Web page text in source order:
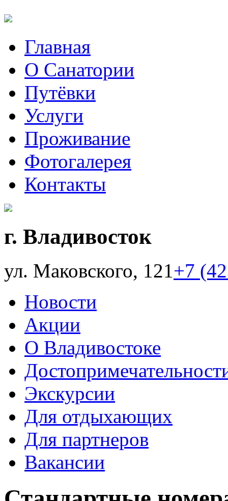
Главная
О Санатории
Путёвки
Услуги
Проживание
Фотогалерея
Контакты
г. Владивосток
ул. Маковского, 121+7
Новости
Акции
О Владивостоке
Экскурсии
Для отдыхающих
Для партнеров
Вакансии